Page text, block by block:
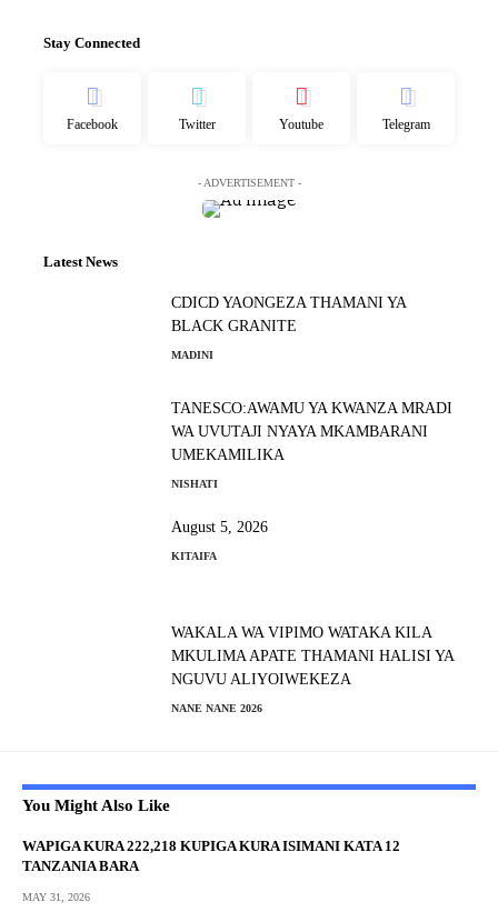
Stay Connected
Facebook Twitter Youtube Telegram
- ADVERTISEMENT -
Latest News
CDICD YAONGEZA THAMANI YA
BLACK GRANITE
MADINI
TANESCO:AWAMU YA KWANZA MRADI
WA UVUTAJI NYAYA MKAMBARANI
UMEKAMILIKA
NISHATI
August 5, 2026
KITAIFA
WAKALA WA VIPIMO WATAKA KILA
MKULIMA APATE THAMANI HALISI YA
NGUVU ALIYOIWEKEZA
NANE NANE 2026
You Might Also Like
WAPIGA KURA 222,218 KUPIGA KURA ISIMANI KATA 12
TANZANIA BARA
MAY 31, 2026